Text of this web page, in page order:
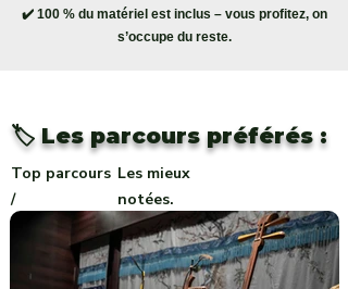
✔️ 100 % du matériel est inclus – vous profitez, on
s’occupe du reste.
🏷️ Les parcours préférés :
Top parcours
/
Les mieux
notées.